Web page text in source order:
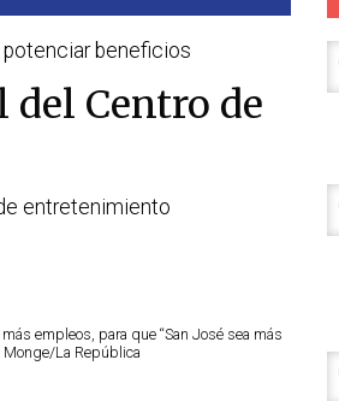
beneficios
del Centro de
entretenimiento
empleos, para que “San José sea más
Monge/La República